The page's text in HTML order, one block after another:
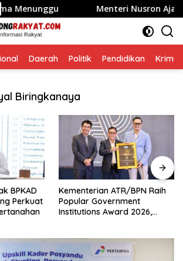
Menteri Nusron Ajak BPKAD
Daerah Politik Pendidikan
Biringkanaya
BPKAD
Perkuat
Kementerian ATR/BPN Raih
Popular Government
Institutions Award 2026,